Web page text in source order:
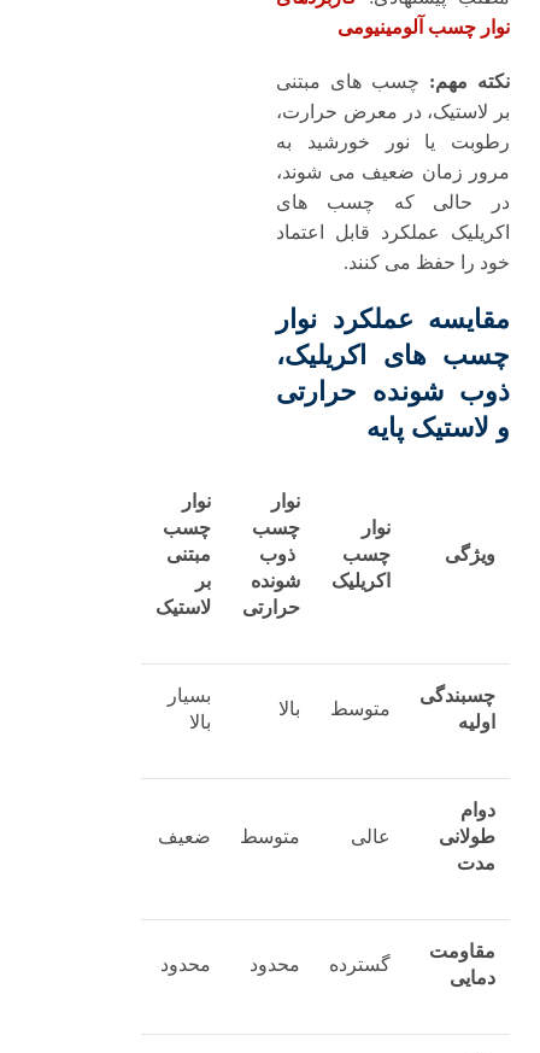
نوار چسب آلومینیومی
نکته مهم: چسب‌ های مبتنی
بر لاستیک، در معرض حرارت،
رطوبت یا نور خورشید به
مرور زمان ضعیف می ‌شوند،
در حالی که چسب‌ های
اکریلیک عملکرد قابل اعتماد
خود را حفظ می ‌کنند.
مقایسه عملکرد نوار
چسب ‌های اکریلیک،
ذوب‌ شونده حرارتی
و لاستیک ‌پایه
ویژگی
نوار
چسب
اکریلیک
نوار
چسب
ذوب‌
شونده
حرارتی
نوار
چسب
مبتنی
بر
لاستیک
چسبندگی
اولیه
متوسط بالا
بسیار
بالا
دوام
طولانی
‌مدت
عالی متوسط ضعیف
مقاومت
دمایی
گسترده محدود محدود